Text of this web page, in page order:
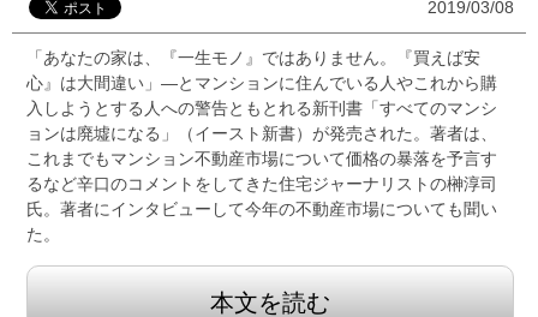
2019/03/08
「あなたの家は、『一生モノ』ではありません。『買えば安
心』は大間違い」―とマンションに住んでいる人やこれから購
入しようとする人への警告ともとれる新刊書「すべてのマンシ
ョンは廃墟になる」（イースト新書）が発売された。著者は、
これまでもマンション不動産市場について価格の暴落を予言す
るなど辛口のコメントをしてきた住宅ジャーナリストの榊淳司
氏。著者にインタビューして今年の不動産市場についても聞い
た。
本文を読む